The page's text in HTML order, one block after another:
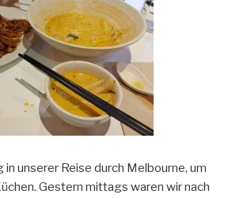
in unserer Reise durch Melbourne, um
Gestern mittags waren wir nach